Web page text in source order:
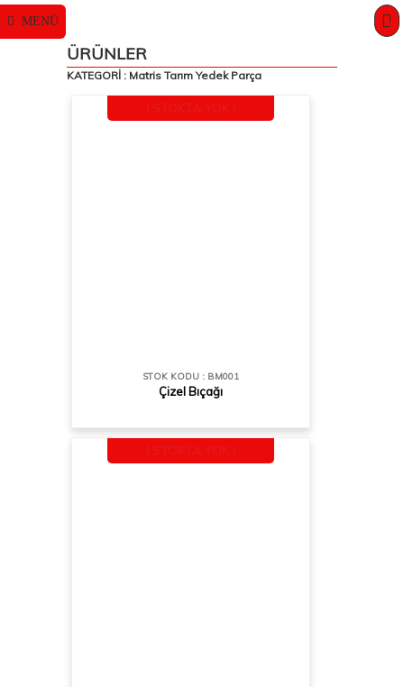
MENÜ 0
ÜRÜNLER
KATEGORİ : Matris Tarım Yedek Parça
STOK KODU : BM001
Çizel Bıçağı